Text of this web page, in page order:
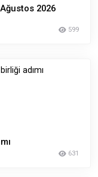
2026
599
631